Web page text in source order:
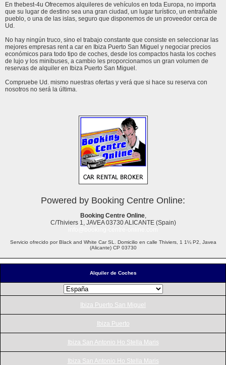
Alquiler de Coches
Ibiza Puerto San Miguel
Ibiza Puerto
Ibiza San Antonio Ho Stella Maris
Ibiza San Antonio Ho Stella Maris
En thebest-4u Ofrecemos alquileres de vehículos en toda Europa, no importa
que su lugar de destino sea una gran ciudad, un lugar turístico, un entrañable
pueblo, o una de las islas, seguro que disponemos de un proveedor cerca de
Ud.
No hay ningún truco, sino el trabajo constante que consiste en seleccionar las
mejores empresas rent a car en Ibiza Puerto San Miguel y negociar precios
económicos para todo tipo de coches, desde los compactos hasta los coches
de lujo y los minibuses, a cambio les proporcionamos un gran volumen de
reservas de alquiler en Ibiza Puerto San Miguel.
Compruebe Ud. mismo nuestras ofertas y verá que si hace su reserva con
nosotros no será la última.
Powered by Booking Centre Online:
Booking Centre Online,
C/Thiviers 1, JAVEA 03730 ALICANTE (Spain)
Servicio ofrecido por Black and White Car SL. Domicilio en calle Thiviers, 1 1¼ P2, Javea
(Alicante) CP 03730